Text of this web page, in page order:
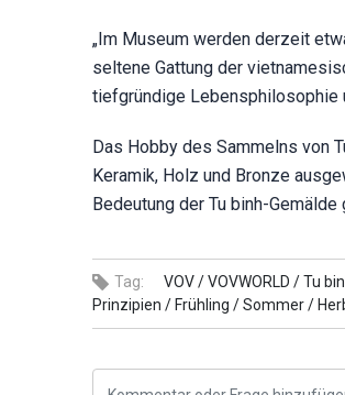
„Im Museum werden derzeit
seltene Gattung der
tiefgründige Lebensphilosophie
Das Hobby des Sammelns von
Keramik, Holz und Bronze
Bedeutung der Tu binh-
Tag: VOV /VOVWORLD /Tu
Prinzipien / Frühling /Sommer /